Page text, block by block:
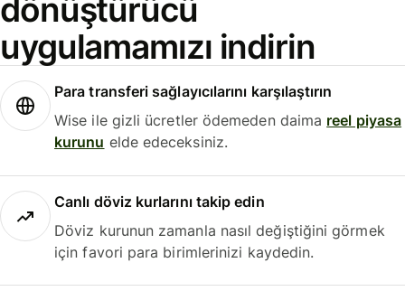
dönüştürücü
uygulamamızı indirin
Para transferi sağlayıcılarını karşılaştırın
Wise ile gizli ücretler ödemeden daima reel piyasa
kurunu elde edeceksiniz.
Canlı döviz kurlarını takip edin
Döviz kurunun zamanla nasıl değiştiğini görmek
için favori para birimlerinizi kaydedin.